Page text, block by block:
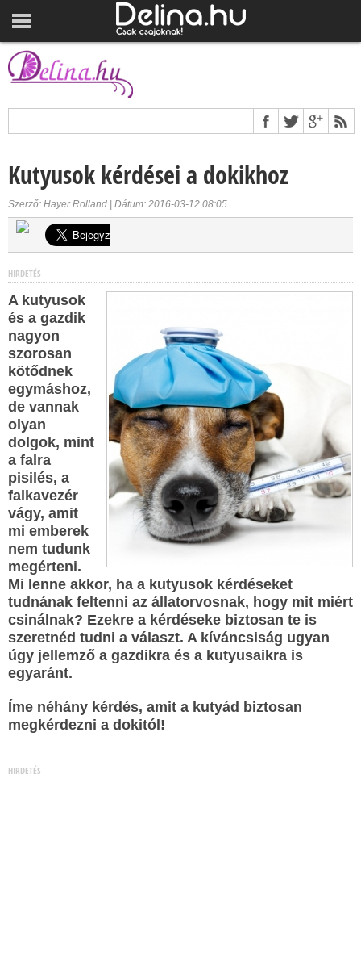
Kutyusok kérdései a dokikhoz
Szerző: Hayer Rolland | Dátum: 2016-03-12 08:05
HIRDETÉS
A kutyusok
és a gazdik
nagyon
szorosan
kötődnek
egymáshoz,
de vannak
olyan
dolgok, mint
a falra
pisilés, a
falkavezér
vágy, amit
mi emberek
nem tudunk
megérteni.
Mi lenne akkor, ha a kutyusok kérdéseket
tudnának feltenni az állatorvosnak, hogy mit miért
csinálnak? Ezekre a kérdéseke biztosan te is
szeretnéd tudni a választ. A kíváncsiság ugyan
úgy jellemző a gazdikra és a kutyusaikra is
egyaránt.
Íme néhány kérdés, amit a kutyád biztosan
megkérdezni a dokitól!
HIRDETÉS